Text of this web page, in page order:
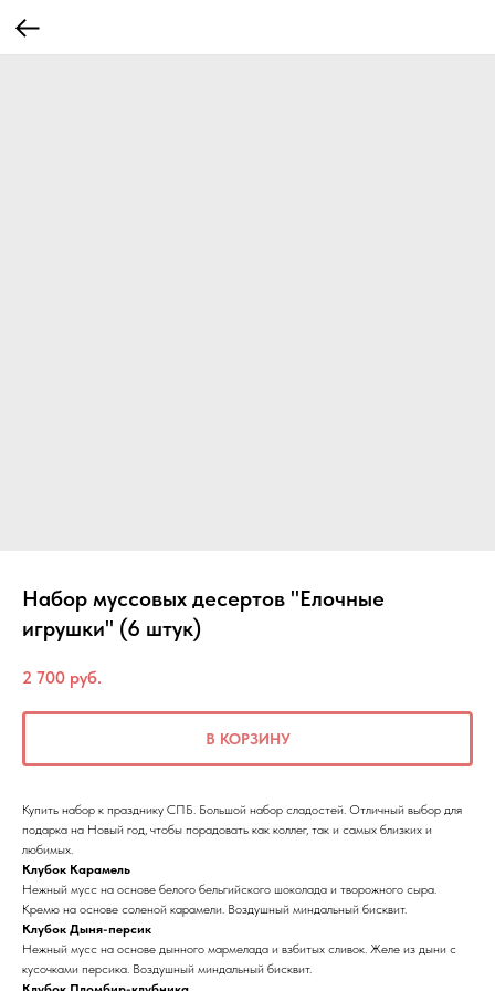
Набор муссовых десертов "Елочные
игрушки" (6 штук)
2 700 руб.
В КОРЗИНУ
Купить набор к празднику СПБ. Большой набор сладостей. Отличный выбор для
подарка на Новый год, чтобы порадовать как коллег, так и самых близких и
любимых.
Клубок Карамель
Нежный мусс на основе белого бельгийского шоколада и творожного сыра.
Кремю на основе соленой карамели. Воздушный миндальный бисквит.
Клубок Дыня-персик
Нежный мусс на основе дынного мармелада и взбитых сливок. Желе из дыни с
кусочками персика. Воздушный миндальный бисквит.